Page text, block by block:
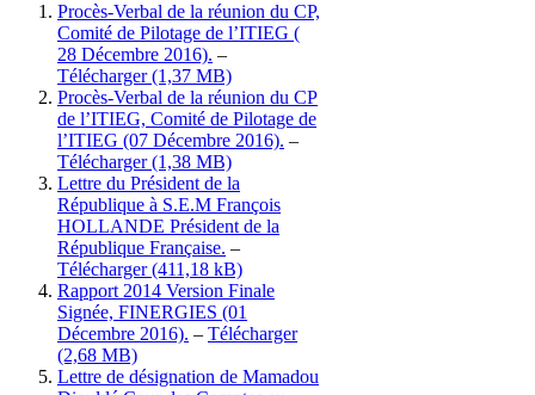
Procès-Verbal de la réunion du CP,
Comité de Pilotage de l’ITIEG (
28 Décembre 2016). –
Télécharger
Procès-Verbal de la réunion du CP
de l’ITIEG, Comité de Pilotage de
l’ITIEG (07 Décembre 2016). –
Télécharger
Lettre du Président de la
République à S.E.M François
HOLLANDE Président de la
République Française. –
Télécharger
Rapport 2014 Version Finale
Signée, FINERGIES (01
Décembre 2016). – Télécharger
Lettre de désignation de Mamadou